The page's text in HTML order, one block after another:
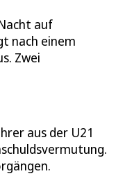
auf
nach einem
Zwei
aus der U21